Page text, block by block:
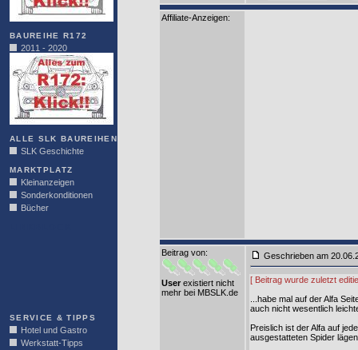
BAUREIHE R172
2011 - 2020
ALLE SLK BAUREIHEN
SLK Geschichte
MARKTPLATZ
Kleinanzeigen
Sonderkonditionen
Bücher
SERVICE & TIPPS
Hotel und Gastro
Werkstatt-Tipps
Affiliate-Anzeigen:
Beitrag von:
User existiert nicht
mehr bei MBSLK.de
Geschrieben am
[ Beitrag wurde zuletzt
...habe mal auf der Alfa
auch nicht wesentlich
Preislich ist der Alfa auf
ausgestatteten Spider